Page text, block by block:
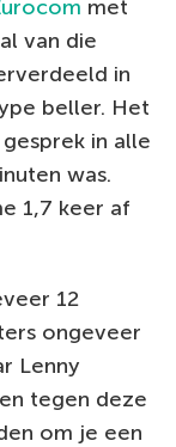
met
van die
in
beller. Het
in alle
was.
1,7 keer af
12
ongeveer
Lenny
tegen deze
om je een